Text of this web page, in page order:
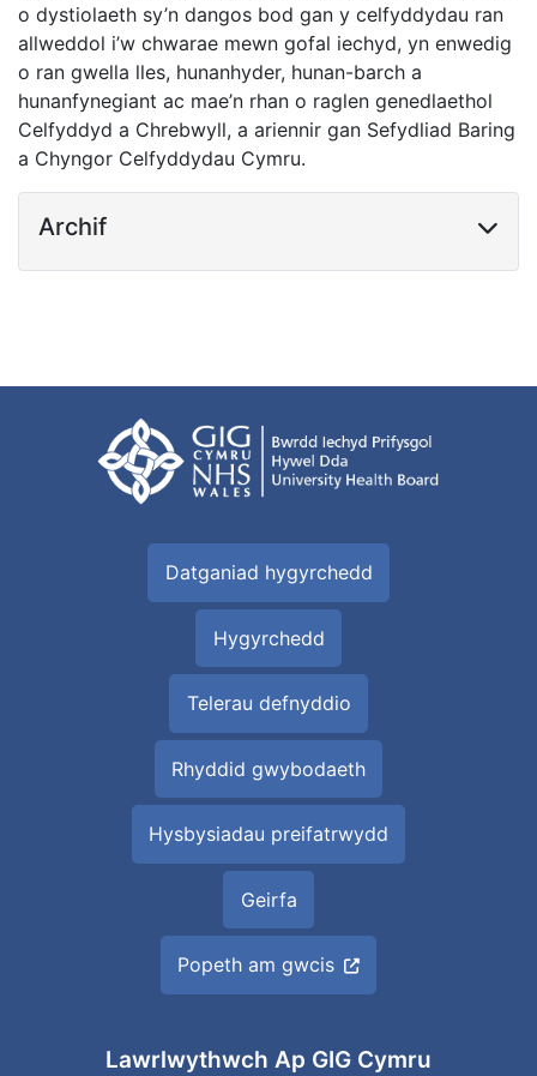
o dystiolaeth sy’n dangos bod gan y celfyddydau ran
allweddol i’w chwarae mewn gofal iechyd, yn enwedig
o ran gwella lles, hunanhyder, hunan-barch a
hunanfynegiant ac mae’n rhan o raglen genedlaethol
Celfyddyd a Chrebwyll, a ariennir gan Sefydliad Baring
a Chyngor Celfyddydau Cymru.
Archif
Datganiad hygyrchedd
Hygyrchedd
Telerau defnyddio
Rhyddid gwybodaeth
Hysbysiadau preifatrwydd
Geirfa
Popeth am gwcis
Lawrlwythwch Ap GIG Cymru